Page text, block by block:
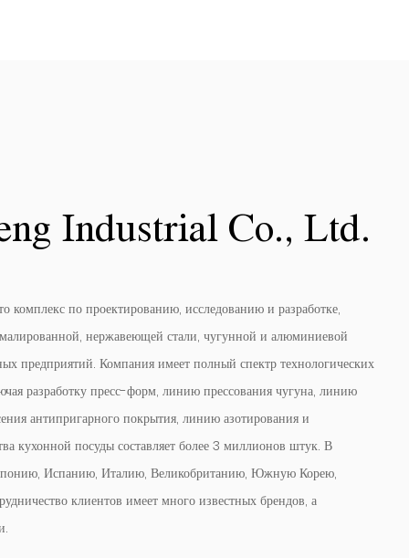
Industrial Co., Ltd.
по проектированию, исследованию и разработке,
нержавеющей стали, чугунной и алюминиевой
предприятий. Компания имеет полный спектр технологических
разработку пресс-форм, линию прессования чугуна, линию
антипригарного покрытия, линию азотирования и
кухонной посуды составляет более 3 миллионов штук. В
Испанию, Италию, Великобританию, Южную Корею,
клиентов имеет много известных брендов, а